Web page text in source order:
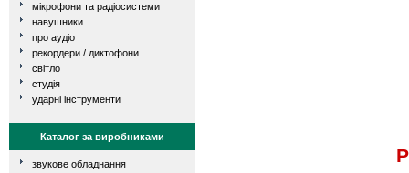
мікрофони та радіосистеми
навушники
про аудіо
рекордери / диктофони
світло
студія
ударні інструменти
Каталог за виробниками
звукове обладнання